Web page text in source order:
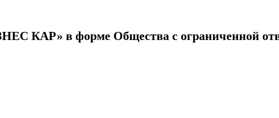
КАР» в форме Общества с ограниченной